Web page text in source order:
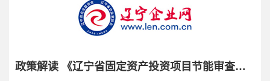
政策解读 《辽宁省固定资产投资项目节能审查实施办法》（辽发改环资 (2023) 503 号）